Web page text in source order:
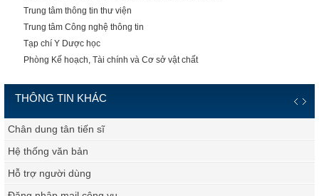
Trung tâm thông tin thư viện
Trung tâm Công nghệ thông tin
Tạp chí Y Dược học
Phòng Kế hoạch, Tài chính và Cơ sở vật chất
THÔNG TIN KHÁC
Chân dung tân tiến sĩ
Hệ thống văn bản
Hỗ trợ người dùng